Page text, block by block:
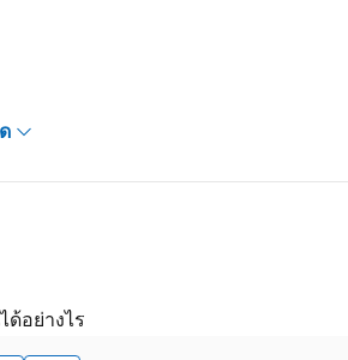
อย่างไร